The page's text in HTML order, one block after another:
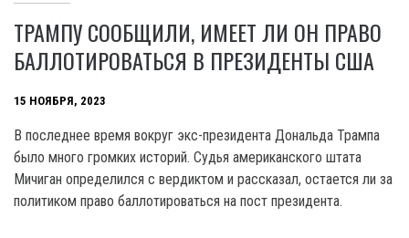
ТРАМПУ СООБЩИЛИ, ИМЕЕТ ЛИ ОН ПРАВО
БАЛЛОТИРОВАТЬСЯ В ПРЕЗИДЕНТЫ США
15 НОЯБРЯ, 2023
В последнее время вокруг экс-президента Дональда Трампа
было много громких историй. Судья американского штата
Мичиган определился с вердиктом и рассказал, остается ли за
политиком право баллотироваться на пост президента.